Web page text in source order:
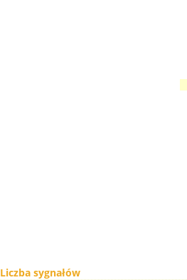
Liczba sygnałów